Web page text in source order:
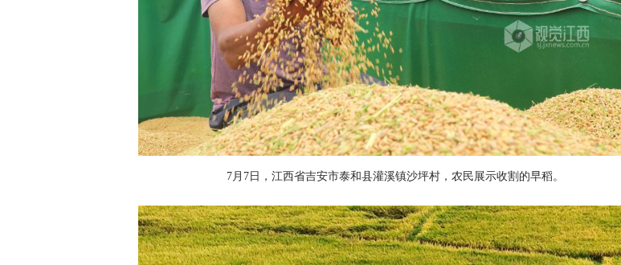
7月7日，江西省吉安市泰和县灌溪镇沙坪村，农民展示收割的早稻。